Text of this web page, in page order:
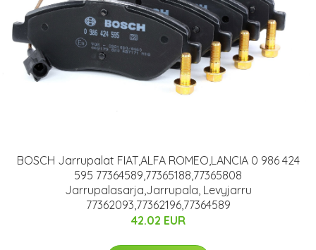
BOSCH Jarrupalat FIAT,ALFA ROMEO,LANCIA 0 986 424
595 77364589,77365188,77365808
Jarrupalasarja,Jarrupala, Levyjarru
77362093,77362196,77364589
42.02 EUR